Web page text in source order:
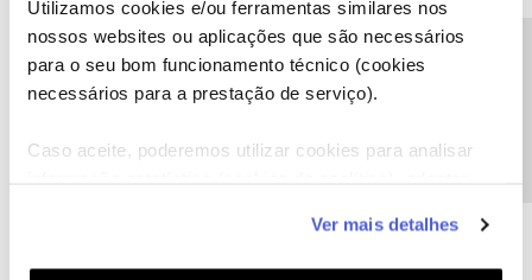
Utilizamos cookies e/ou ferramentas similares nos
nossos websites ou aplicações que são necessários
para o seu bom funcionamento técnico (cookies
necessários para a prestação de serviço).
Caso aceite, poderemos utilizar cookies para analisar
funcionalidades (cookies de personalização e
funcionalidade) e adaptar anúncios aos seus interesses
Ver mais detalhes
Forum|Forum|4 years ago
Deu certo!!! Agradeço muito, João H.!